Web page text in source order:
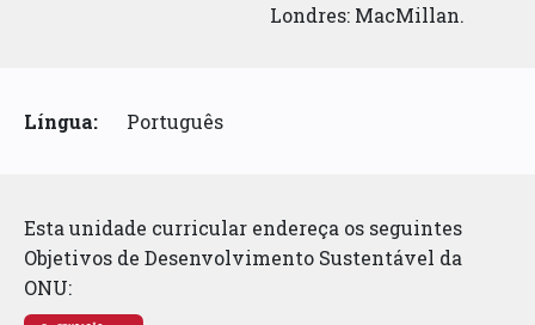
Londres: MacMillan.
Língua: Português
Esta unidade curricular endereça os seguintes
Objetivos de Desenvolvimento Sustentável da
ONU: